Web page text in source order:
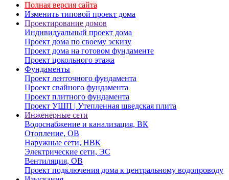
Полная версия сайта
Изменить типовой проект дома
Проектирование домов
Индивидуальный проект дома
Проект дома по своему эскизу
Проект дома на готовом фундаменте
Проект цокольного этажа
Фундаменты
Проект ленточного фундамента
Проект свайного фундамента
Проект плитного фундамента
Проект УШП | Утепленная шведская плита
Инженерные сети
Водоснабжение и канализация, ВК
Отопление, ОВ
Наружные сети, НВК
Электрические сети, ЭС
Вентиляция, ОВ
Проект подключения дома к центральному водопроводу